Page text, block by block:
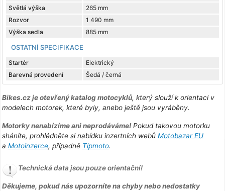
Světlá výška
265 mm
Rozvor
1 490 mm
Výška sedla
885 mm
OSTATNÍ SPECIFIKACE
Startér
Elektrický
Barevná provedení
Šedá / černá
Bikes.cz je otevřený katalog motocyklů, který slouží k orientaci v
modelech motorek, které byly, anebo ještě jsou vyráběny.
Motorky nenabízíme ani neprodáváme!Pokud takovou motorku
sháníte, prohlédněte si nabídku inzertních webů Motobazar EU
a Motoinzerce, případně Tipmoto.
Technická data jsou pouze orientační!
Děkujeme, pokud nás upozorníte na chyby nebo nedostatky